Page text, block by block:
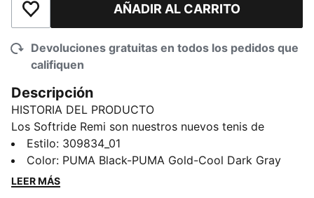
Añadir a la lista de deseosAÑADIR AL CARRITO
Devoluciones gratuitas en todos los pedidos que
califiquen
Descripción
HISTORIA DEL PRODUCTO
Los Softride Remi son nuestros nuevos tenis de
running, creados especialmente para mujeres y
diseñados para otorgar comodidad durante todo el
día. Cuentan con la tecnología de amortiguación
Estilo: 309834_01
Color: PUMA Black-PUMA Gold-Cool Dark Gray
LEER MÁS